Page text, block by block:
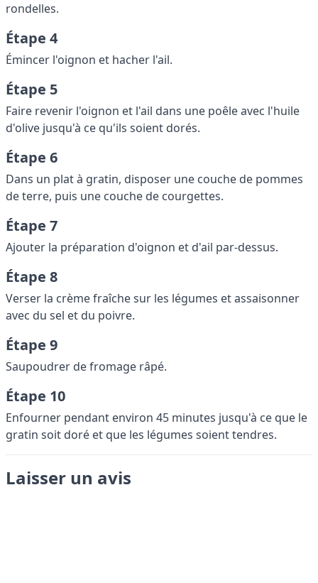
rondelles.
Étape 4
Émincer l'oignon et hacher l'ail.
Étape 5
Faire revenir l'oignon et l'ail dans une poêle avec l'huile
d'olive jusqu'à ce qu'ils soient dorés.
Étape 6
Dans un plat à gratin, disposer une couche de pommes
de terre, puis une couche de courgettes.
Étape 7
Ajouter la préparation d'oignon et d'ail par-dessus.
Étape 8
Verser la crème fraîche sur les légumes et assaisonner
avec du sel et du poivre.
Étape 9
Saupoudrer de fromage râpé.
Étape 10
Enfourner pendant environ 45 minutes jusqu'à ce que le
gratin soit doré et que les légumes soient tendres.
Laisser un avis